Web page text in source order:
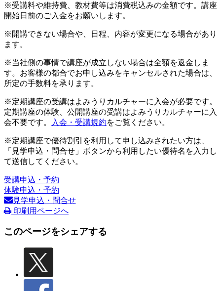
※受講料や維持費、教材費等は消費税込みの金額です。講座
開始日前のご入金をお願いします。
※開講できない場合や、日程、内容が変更になる場合があり
ます。
※当社側の事情で講座が成立しない場合は全額を返金しま
す。お客様の都合でお申し込みをキャンセルされた場合は、
所定の手数料を承ります。
※定期講座の受講はよみうりカルチャーに入会が必要です。
定期講座の体験、公開講座の受講はよみうりカルチャーに入
会不要です。
入会・受講規約をご覧ください。
※定期講座で優待割引を利用して申し込みされたい方は、
「見学申込・問合せ」ボタンから利用したい優待名を入力し
て送信してください。
受講申込・予約
体験申込・予約
見学申込・問合せ
印刷用ページへ
このページをシェアする